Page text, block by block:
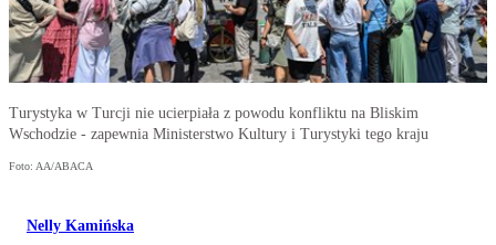
Turystyka w Turcji nie ucierpiała z powodu konfliktu na Bliskim
Wschodzie - zapewnia Ministerstwo Kultury i Turystyki tego kraju
Foto: AA/ABACA
Nelly Kamińska